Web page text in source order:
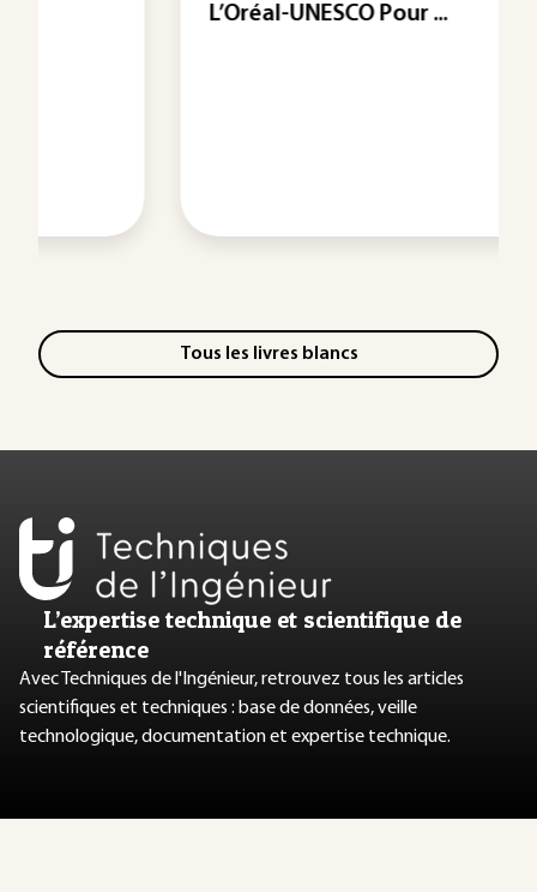
L’Oréal-UNESCO Pour ...
Tous les livres blancs
L’expertise technique et scientifique de
référence
Avec Techniques de l'Ingénieur, retrouvez tous les articles
scientifiques et techniques : base de données, veille
technologique, documentation et expertise technique.